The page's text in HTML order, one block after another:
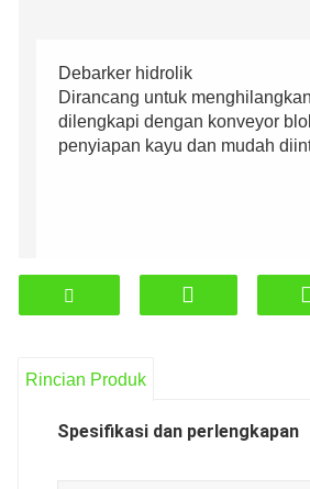
Debarker hidrolik
Dirancang untuk
dilengkapi dengan konveyor
penyiapan kayu dan mudah
Rincian Produk
Spesifikasi dan perlengkapan